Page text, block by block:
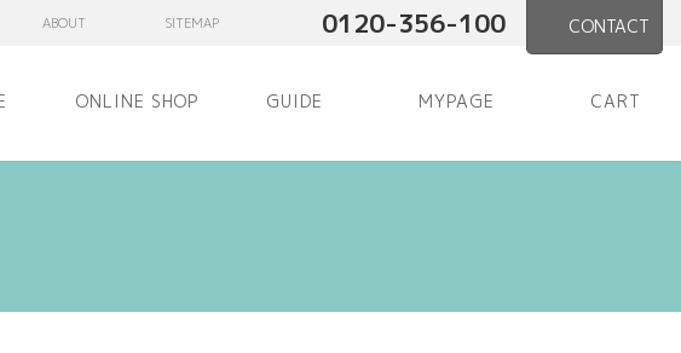
ABOUT SITEMAP 0120-356-100 CONTACT
ONLINE SHOP GUIDE MYPAGE CART